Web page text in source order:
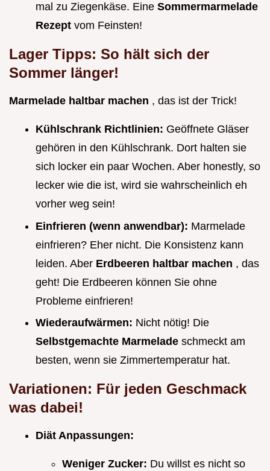
mal zu Ziegenkäse. Eine Sommermarmelade
Rezept vom Feinsten!
Lager Tipps: So hält sich der
Sommer länger!
Marmelade haltbar machen , das ist der Trick!
Kühlschrank Richtlinien: Geöffnete Gläser
gehören in den Kühlschrank. Dort halten sie
sich locker ein paar Wochen. Aber honestly, so
lecker wie die ist, wird sie wahrscheinlich eh
vorher weg sein!
Einfrieren (wenn anwendbar): Marmelade
einfrieren? Eher nicht. Die Konsistenz kann
leiden. Aber Erdbeeren haltbar machen , das
geht! Die Erdbeeren können Sie ohne
Probleme einfrieren!
Wiederaufwärmen: Nicht nötig! Die
Selbstgemachte Marmelade schmeckt am
besten, wenn sie Zimmertemperatur hat.
Variationen: Für jeden Geschmack
was dabei!
Diät Anpassungen:
Weniger Zucker: Du willst es nicht so